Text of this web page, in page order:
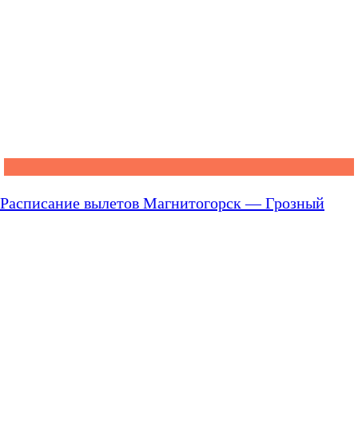
Расписание вылетов Магнитогорск — Грозный